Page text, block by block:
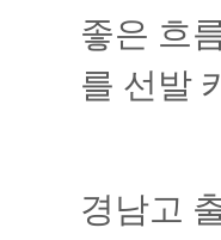
좋은 흐
를 선발
경남고